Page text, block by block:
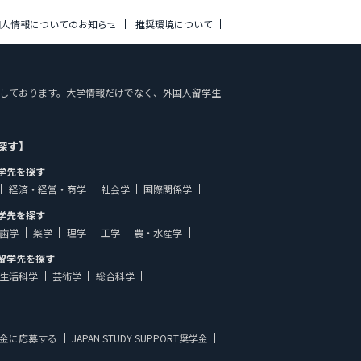
情報についてのお知らせ 推奨環境について
ております。大学情報だけでなく、外国人留学生
】
先を探す
経済・経営・商学
社会学
国際関係学
先を探す
学
薬学 理学 工学
農・水産学
学先を探す
生活科学
芸術学 総合科学
に応募する JAPAN STUDY SUPPORT奨学金